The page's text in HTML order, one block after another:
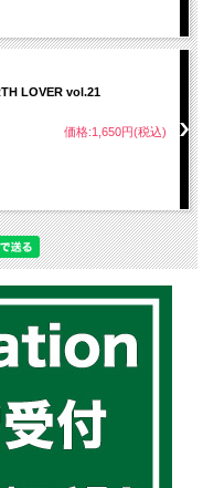
LOVER vol.21
価格:1,650円(税込)